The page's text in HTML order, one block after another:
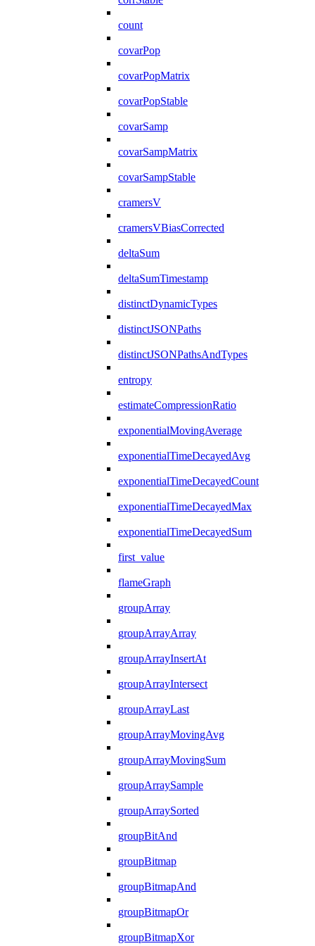
count
covarPop
covarPopMatrix
covarPopStable
covarSamp
covarSampMatrix
covarSampStable
cramersV
cramersVBiasCorrected
deltaSum
deltaSumTimestamp
distinctDynamicTypes
distinctJSONPaths
distinctJSONPathsAndTypes
entropy
estimateCompressionRatio
exponentialMovingAverage
exponentialTimeDecayedAvg
exponentialTimeDecayedCount
exponentialTimeDecayedMax
exponentialTimeDecayedSum
first_value
flameGraph
groupArray
groupArrayArray
groupArrayInsertAt
groupArrayIntersect
groupArrayLast
groupArrayMovingAvg
groupArrayMovingSum
groupArraySample
groupArraySorted
groupBitAnd
groupBitmap
groupBitmapAnd
groupBitmapOr
groupBitmapXor